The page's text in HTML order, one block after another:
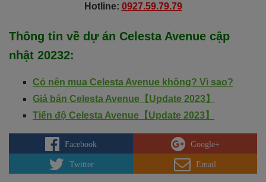
Hotline: 0927.59.79.79
Thông tin về dự án Celesta Avenue cập
nhật 20232:
Có nên mua Celesta Avenue không? Vì sao?
Giá bán Celesta Avenue【Update 2023】
Tiến độ Celesta Avenue【Update 2023】
Facebook Google+
Twitter Email